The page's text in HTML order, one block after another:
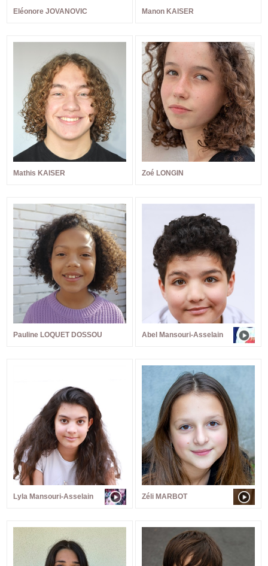
Eléonore JOVANOVIC Manon KAISER
Mathis KAISER Zoé LONGIN
Pauline LOQUET DOSSOU Abel Mansouri-Asselain
Lyla Mansouri-Asselain Zéli MARBOT